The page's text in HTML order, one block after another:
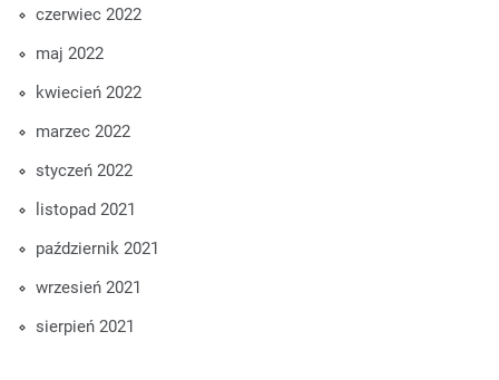
czerwiec 2022
maj 2022
kwiecień 2022
marzec 2022
styczeń 2022
listopad 2021
październik 2021
wrzesień 2021
sierpień 2021